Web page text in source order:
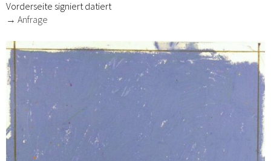
Vorderseite signiert datiert
→ Anfrage